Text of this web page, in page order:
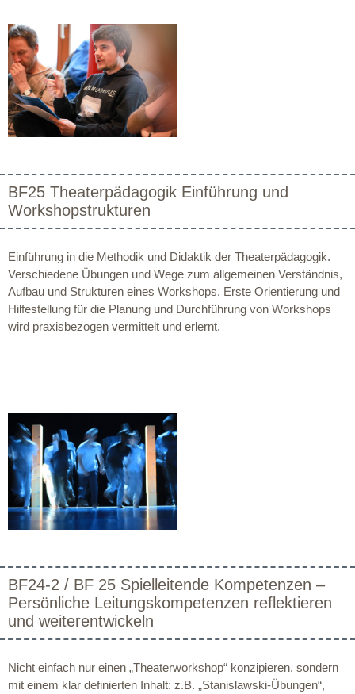
BF25 Theaterpädagogik Einführung und
Workshopstrukturen
Einführung in die Methodik und Didaktik der Theaterpädagogik.
Verschiedene Übungen und Wege zum allgemeinen Verständnis,
Aufbau und Strukturen eines Workshops. Erste Orientierung und
Hilfestellung für die Planung und Durchführung von Workshops
wird praxisbezogen vermittelt und erlernt.
BF24-2 / BF 25 Spielleitende Kompetenzen –
Persönliche Leitungskompetenzen reflektieren
und weiterentwickeln
Nicht einfach nur einen „Theaterworkshop“ konzipieren, sondern
mit einem klar definierten Inhalt: z.B. „Stanislawski-Übungen“,